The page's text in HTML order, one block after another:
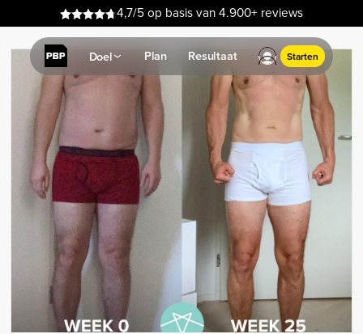
4,7/5 op basis van 4.900+ reviews
Doel Plan Resultaat Starten